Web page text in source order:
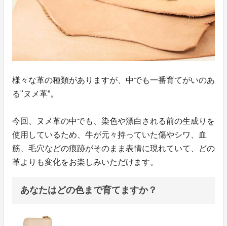
様々な革の種類がありますが、中でも一番育てがいのあ
る"ヌメ革”。
今回、ヌメ革の中でも、染色や漂白される前の生成りを
使用しているため、牛が元々持っていた傷やシワ、血
筋、毛穴などの痕跡がそのまま表情に現れていて、どの
革よりも変化をお楽しみいただけます。
あなたはどの色まで育てますか？